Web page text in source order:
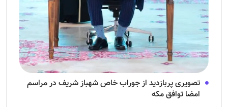
تصویری پربازدید از جوراب‌ خاص شهباز شریف در مراسم
امضا توافق‌ مکه